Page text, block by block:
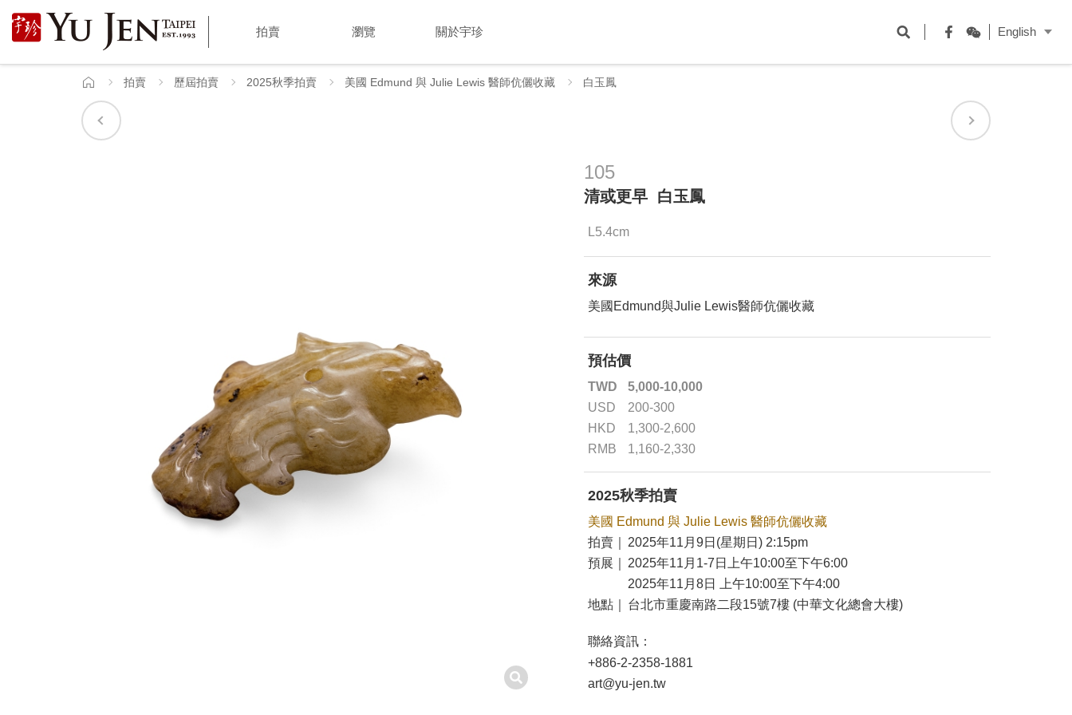
宇
珍
拍賣 瀏覽 關於宇珍
Facebook
WeChat
English
首
頁
拍賣 歷屆拍賣 2025秋季拍賣 美國 Edmund 與 Julie Lewis 醫師伉儷收藏 白玉鳳
105
清或更早 白玉鳳
L5.4cm
來源
美國Edmund與Julie Lewis醫師伉儷收藏
預估價
TWD
5,000-10,000
USD
200-300
HKD
1,300-2,600
RMB
1,160-2,330
2025秋季拍賣
美國 Edmund 與 Julie Lewis 醫師伉儷收藏
拍賣｜
2025年11月9日(星期日) 2:15pm
預展｜
2025年11月1-7日上午10:00至下午6:00
2025年11月8日 上午10:00至下午4:00
地點｜
台北市重慶南路二段15號7樓 (中華文化總會大樓)
聯絡資訊：
+886-2-2358-1881
art@yu-jen.tw